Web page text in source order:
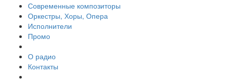
Современные композиторы
Оркестры, Хоры, Опера
Исполнители
Промо
О радио
Контакты